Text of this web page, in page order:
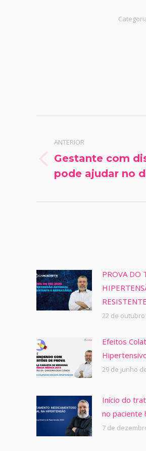
de
post:
ANTERIOR
Post
anterior:
Gestante com
pode ajudar no
PROVA DO
22 de outubro
Efeitos
29 de junho
Início do
no paciente
7 de